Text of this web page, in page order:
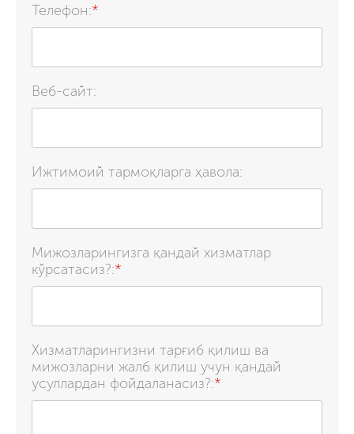
Телефон:*
Веб-сайт:
Ижтимоий тармоқларга ҳавола:
Мижозларингизга қандай хизматлар
кўрсатасиз?:*
Хизматларингизни тарғиб қилиш ва
мижозларни жалб қилиш учун қандай
усуллардан фойдаланасиз?:*